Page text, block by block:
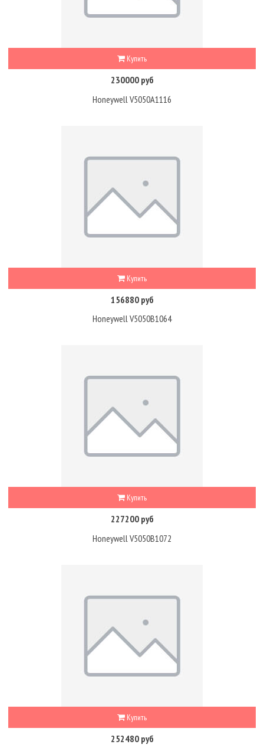
Купить
230000 руб
Honeywell V5050A1116
Купить
156880 руб
Honeywell V5050B1064
Купить
227200 руб
Honeywell V5050B1072
Купить
252480 руб